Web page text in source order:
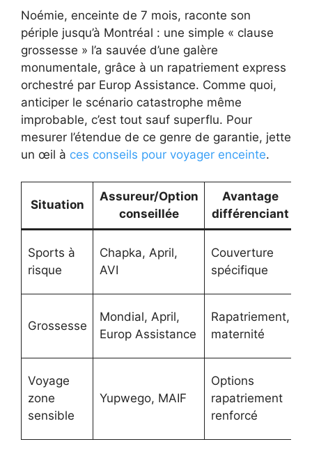
Noémie, enceinte de 7 mois, raconte son
périple jusqu’à Montréal : une simple « clause
grossesse » l’a sauvée d’une galère
monumentale, grâce à un rapatriement express
orchestré par Europ Assistance. Comme quoi,
anticiper le scénario catastrophe même
improbable, c’est tout sauf superflu. Pour
mesurer l’étendue de ce genre de garantie, jette
un œil à ces conseils pour voyager enceinte.
Situation
Assureur/Option
conseillée
Avantage
différenciant
Sports à
risque
Chapka, April,
AVI
Couverture
spécifique
Grossesse
Mondial, April,
Europ Assistance
Rapatriement,
maternité
Voyage
zone
sensible
Yupwego, MAIF
Options
rapatriement
renforcé